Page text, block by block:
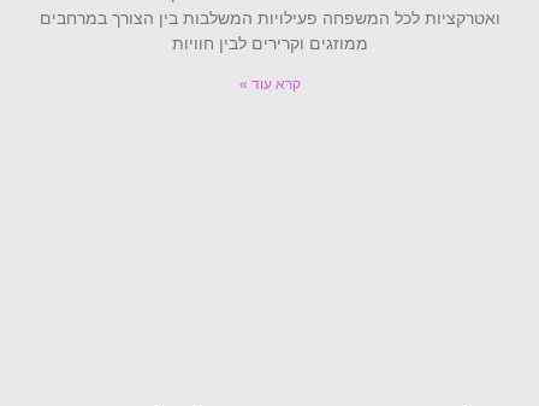
ואטרקציות לכל המשפחה פעילויות המשלבות בין הצורך במרחבים
ממוזגים וקרירים לבין חוויות
קרא עוד »